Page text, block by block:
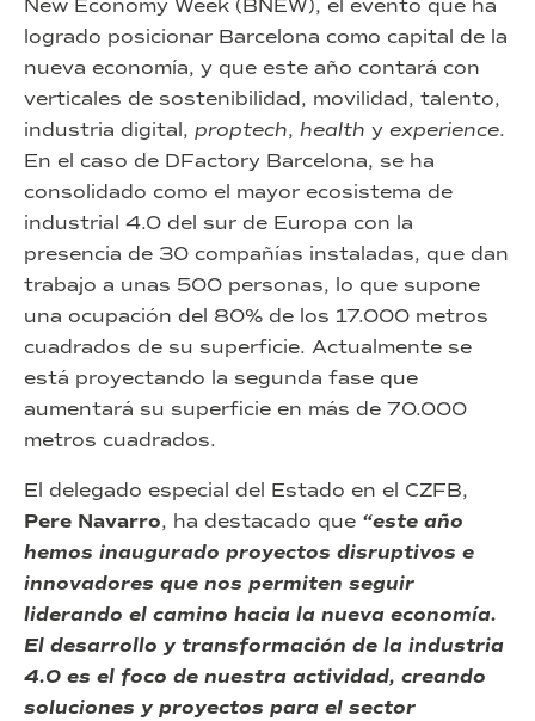
New Economy Week (BNEW), el evento que ha
logrado posicionar Barcelona como capital de la
nueva economía, y que este año contará con
verticales de sostenibilidad, movilidad, talento,
industria digital, proptech, health y experience.
En el caso de DFactory Barcelona, se ha
consolidado como el mayor ecosistema de
industrial 4.0 del sur de Europa con la
presencia de 30 compañías instaladas, que dan
trabajo a unas 500 personas, lo que supone
una ocupación del 80% de los 17.000 metros
cuadrados de su superficie. Actualmente se
está proyectando la segunda fase que
aumentará su superficie en más de 70.000
metros cuadrados.
El delegado especial del Estado en el CZFB,
Pere Navarro, ha destacado que “este año
hemos inaugurado proyectos disruptivos e
innovadores que nos permiten seguir
liderando el camino hacia la nueva economía.
El desarrollo y transformación de la industria
4.0 es el foco de nuestra actividad, creando
soluciones y proyectos para el sector